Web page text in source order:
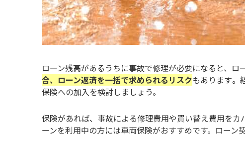
ローン残高があるうちに事故で修理が必要になると、ロ
合、ローン返済を一括で求められるリスクもあります。
保険への加入を検討しましょう。
保険があれば、事故による修理費用や買い替え費用を
ーンを利用中の方には車両保険がおすすめです。ローン